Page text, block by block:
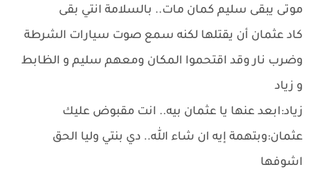
موتى يبقى سليم كمان مات.. بالسلامة انتي بقى
كاد عثمان أن يقتلها لكنه سمع صوت سيارات الشرطة
وضرب نار وقد اقتحموا المكان ومعهم سليم و الظابط
و زياد
زياد:ابعد عنها يا عثمان بيه.. انت مقبوض عليك
عثمان:وبتهمة إيه ان شاء الله.. دي بنتي وليا الحق
اشوفها